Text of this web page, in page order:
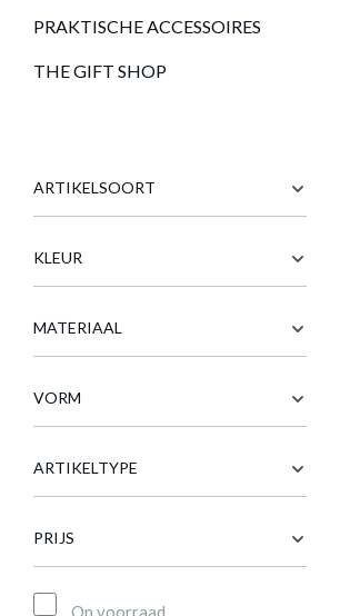
PRAKTISCHE ACCESSOIRES
THE GIFT SHOP
ARTIKELSOORT
KLEUR
MATERIAAL
VORM
ARTIKELTYPE
PRIJS
Op voorraad